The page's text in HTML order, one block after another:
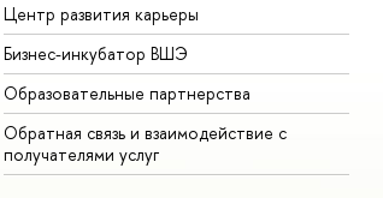
Центр развития карьеры
Бизнес-инкубатор ВШЭ
Образовательные партнерства
Обратная связь и взаимодействие с
получателями услуг